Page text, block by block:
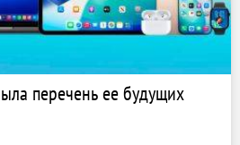
перечень ее будущих